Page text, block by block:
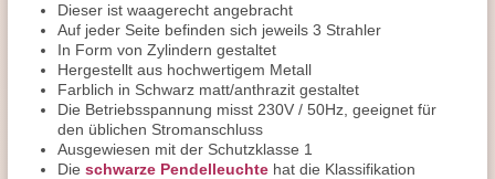
Dieser ist waagerecht angebracht
Auf jeder Seite befinden sich jeweils 3 Strahler
In Form von Zylindern gestaltet
Hergestellt aus hochwertigem Metall
Farblich in Schwarz matt/anthrazit gestaltet
Die Betriebsspannung misst 230V / 50Hz, geeignet für
den üblichen Stromanschluss
Ausgewiesen mit der Schutzklasse 1
Die schwarze Pendelleuchte hat die Klassifikation